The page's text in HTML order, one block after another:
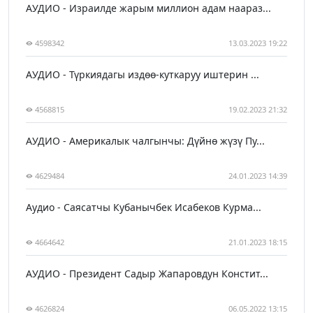
АУДИО - Израилде жарым миллион адам наараз...
4598342 13.03.2023 19:22
АУДИО - Түркиядагы издөө-куткаруу иштерин ...
4568815 19.02.2023 21:32
АУДИО - Америкалык чалгынчы: Дүйнө жүзү Пу...
4629484 24.01.2023 14:39
Аудио - Саясатчы Кубанычбек Исабеков Курма...
4664642 21.01.2023 18:15
АУДИО - Президент Садыр Жапаровдун Констит...
4626824 06.05.2022 13:15